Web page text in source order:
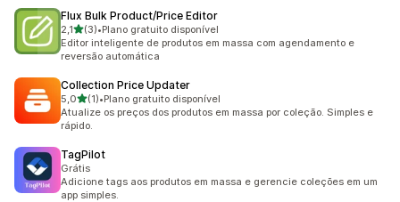
Flux Bulk Product/Price Editor
2,1de 5 estrelas
(3)
3 avaliações ao todo
•Plano gratuito disponível
Editor inteligente de produtos em massa com agendamento e
reversão automática
Collection Price Updater
5,0de 5 estrelas
(1)
1 avaliações ao todo
•Plano gratuito disponível
Atualize os preços dos produtos em massa por coleção. Simples e
rápido.
TagPilot
Grátis
Adicione tags aos produtos em massa e gerencie coleções em um
app simples.